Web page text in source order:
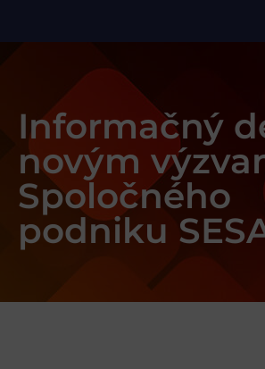
Informačný
novým
Spoločného
podniku